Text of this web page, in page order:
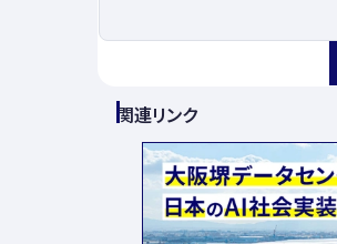
関連リンク